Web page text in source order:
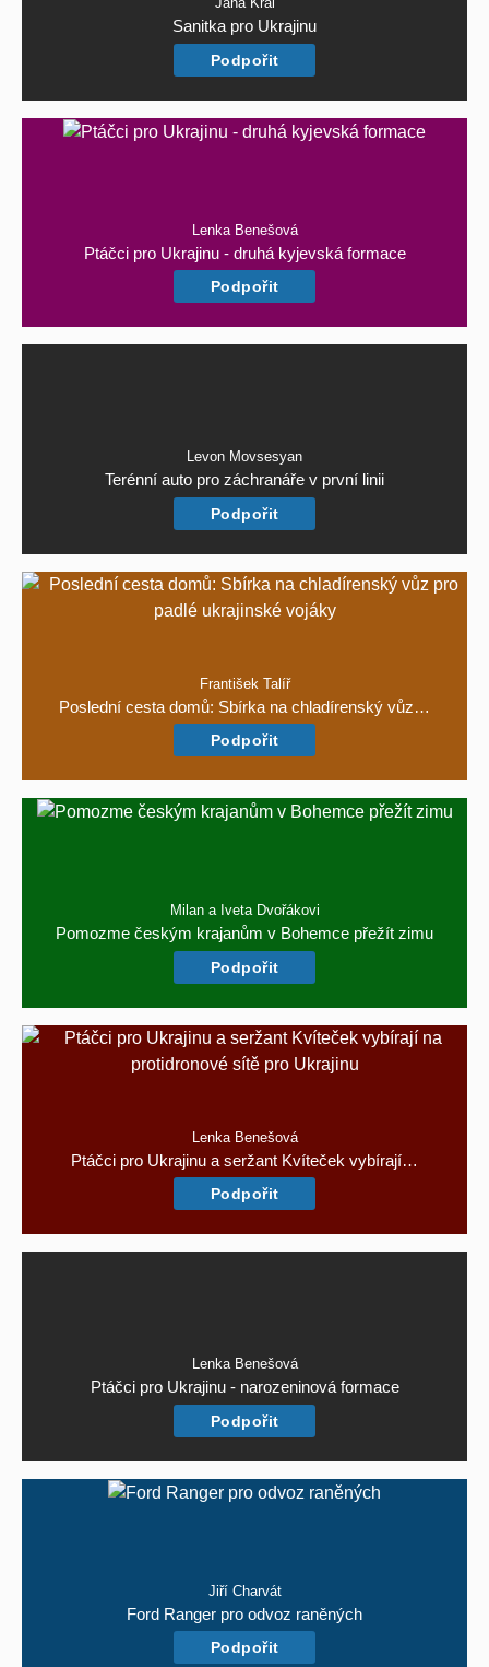
Sanitka pro Ukrajinu
Podpořit
Lenka Benešová
Ptáčci pro Ukrajinu - druhá kyjevská formace
Podpořit
Levon Movsesyan
Terénní auto pro záchranáře v první linii
Podpořit
František Talíř
Poslední cesta domů: Sbírka na chladírenský vůz…
Podpořit
Milan a Iveta Dvořákovi
Pomozme českým krajanům v Bohemce přežít zimu
Podpořit
Lenka Benešová
Ptáčci pro Ukrajinu a seržant Kvíteček vybírají…
Podpořit
Lenka Benešová
Ptáčci pro Ukrajinu - narozeninová formace
Podpořit
Jiří Charvát
Ford Ranger pro odvoz raněných
Podpořit